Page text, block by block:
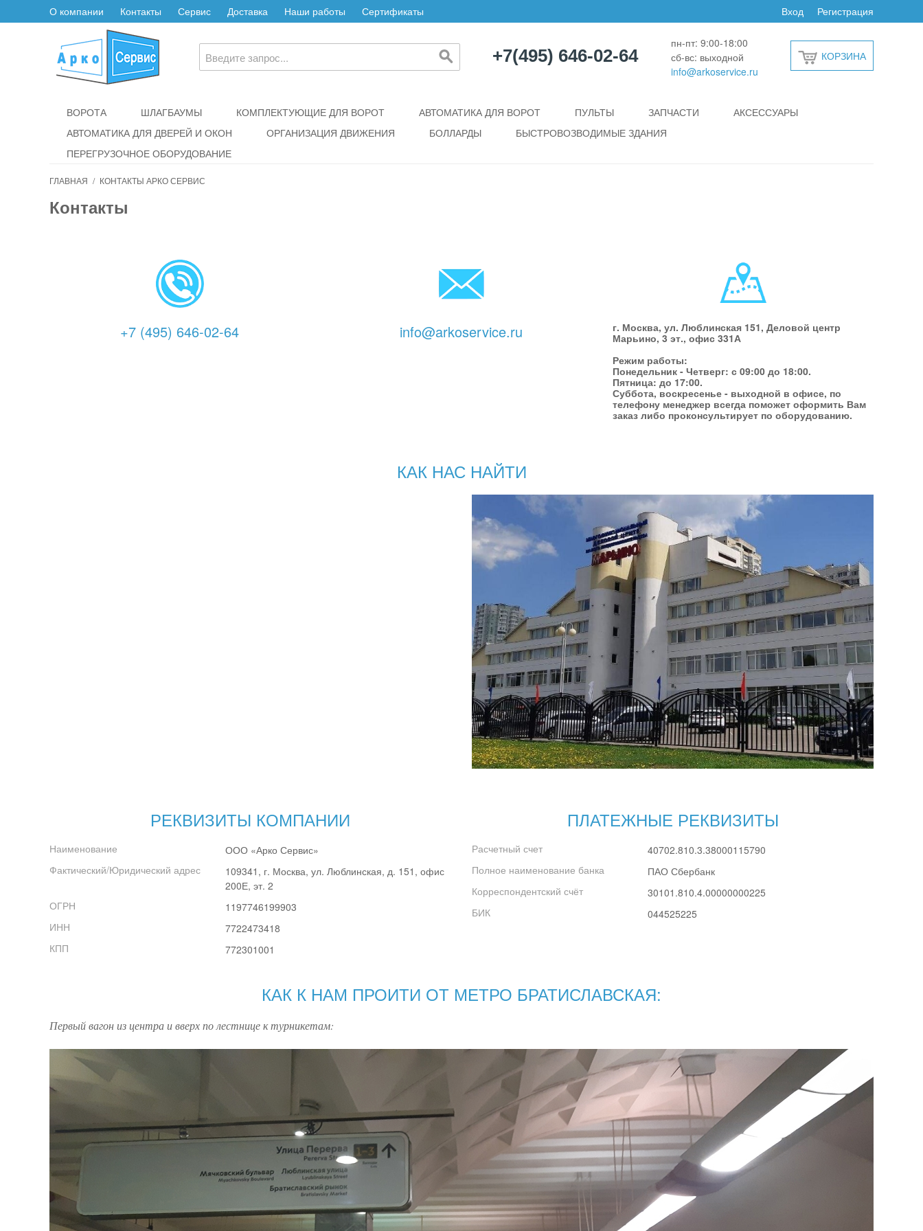
О компании Контакты Сервис Доставка Наши работы Сертификаты Регистрация
Вход
+7(495) 646-02-64
пн-пт: 9:00-18:00
сб-вс: выходной
info@arkoservice.ru
КОРЗИНА
ВОРОТА ШЛАГБАУМЫ КОМПЛЕКТУЮЩИЕ ДЛЯ ВОРОТ АВТОМАТИКА ДЛЯ ВОРОТ ПУЛЬТЫ ЗАПЧАСТИ
АКСЕССУАРЫ
АВТОМАТИКА ДЛЯ ДВЕРЕЙ И ОКОН
ОРГАНИЗАЦИЯ ДВИЖЕНИЯ БОЛЛАРДЫ
БЫСТРОВОЗВОДИМЫЕ ЗДАНИЯ
ПЕРЕГРУЗОЧНОЕ ОБОРУДОВАНИЕ
ГЛАВНАЯ / КОНТАКТЫ АРКО СЕРВИС
Контакты
+7 (495) 646-02-64 info@arkoservice.ru
г. Москва, ул. Люблинская 151, Деловой центр
Марьино, 3 эт., офис 331А
Режим работы:
Понедельник - Четверг: с 09:00 до 18:00.
Пятница: до 17:00.
Суббота, воскресенье - выходной в офисе, по
телефону менеджер всегда поможет оформить Вам
заказ либо проконсультирует по оборудованию.
КАК НАС НАЙТИ
РЕКВИЗИТЫ КОМПАНИИ
Наименование
ООО «Арко Сервис»
Фактический/Юридический адрес
109341, г. Москва, ул. Люблинская, д. 151, офис
200Е, эт. 2
ОГРН
1197746199903
ИНН
7722473418
КПП
772301001
ПЛАТЕЖНЫЕ РЕКВИЗИТЫ
Расчетный счет
40702.810.3.38000115790
Полное наименование банка
ПАО Сбербанк
Корреспондентский счёт
30101.810.4.00000000225
БИК
044525225
КАК К НАМ ПРОИТИ ОТ МЕТРО БРАТИСЛАВСКАЯ:
Первый вагон из центра и вверх по лестнице к турникетам: